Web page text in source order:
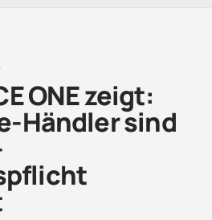
ONE zeigt:
Händler sind